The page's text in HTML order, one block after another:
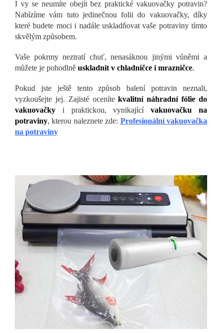
I vy se neumíte obejít bez praktické vakuovačky potravin?
Nabízíme vám tuto jedinečnou folii do vakuovačky, díky
které budete moci i nadále uskladňovat vaše potraviny tímto
skvělým způsobem.
Vaše pokrmy neztratí chuť, nenasáknou jinými vůněmi a
můžete je pohodlně uskladnit v chladničce i mrazničce.
Pokud jste ještě tento způsob balení potravin neznali,
vyzkoušejte jej. Zajisté ocenítekvalitní náhradní fólie do
vakuovačky i praktickou, vynikajícívakuovačku na
potraviny, kterou naleznete zde: Profesionální vakuovačka
na potraviny